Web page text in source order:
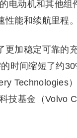
电动机和其他
能和续航里程。
更加稳定可靠的
时间缩短了约
Technologies
技基金（Volvo